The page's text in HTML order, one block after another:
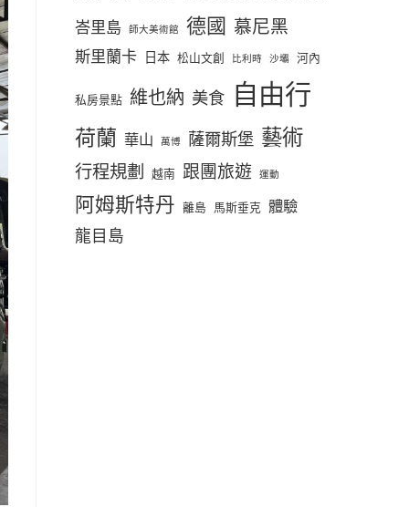
峇里島 師大美術館 德國 慕尼黑
斯里蘭卡 日本 松山文創 比利時 沙壩 河內
私房景點 維也納 美食 自由行
荷蘭 華山 萬博 薩爾斯堡 藝術
行程規劃 越南 跟團旅遊 運動
阿姆斯特丹 離島 馬斯垂克 體驗
龍目島